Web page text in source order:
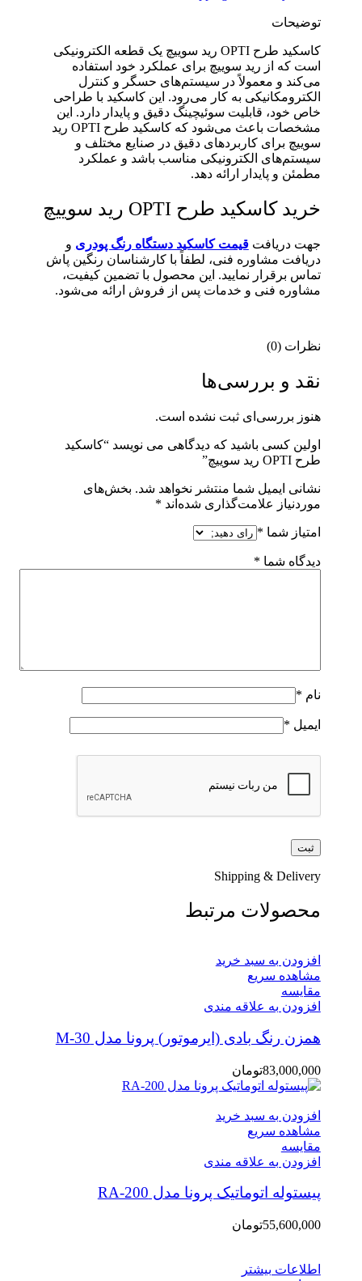
توضیحات
کاسکید طرح OPTI رید سوییچ یک قطعه الکترونیکی
است که از رید سوییچ برای عملکرد خود استفاده
می‌کند و معمولاً در سیستم‌های حسگر و کنترل
الکترومکانیکی به کار می‌رود. این کاسکید با طراحی
خاص خود، قابلیت سوئیچینگ دقیق و پایدار دارد. این
مشخصات باعث می‌شود که کاسکید طرح OPTI رید
سوییچ برای کاربردهای دقیق در صنایع مختلف و
سیستم‌های الکترونیکی مناسب باشد و عملکرد
مطمئن و پایدار ارائه دهد.
خرید کاسکید طرح OPTI رید سوییچ
جهت دریافتقیمت کاسکید دستگاه رنگ پودری و
دریافت مشاوره فنی، لطفاً با کارشناسان رنگین پاش
تماس برقرار نمایید. این محصول با تضمین کیفیت،
مشاوره فنی و خدمات پس از فروش ارائه می‌شود.
نظرات (0)
نقد و بررسی‌ها
هنوز بررسی‌ای ثبت نشده است.
اولین کسی باشید که دیدگاهی می نویسد “کاسکید
طرح OPTI رید سوییچ”
نشانی ایمیل شما منتشر نخواهد شد. بخش‌های
موردنیاز علامت‌گذاری شده‌اند *
امتیاز شما *
دیدگاه شما *
نام *
ایمیل *
Shipping & Delivery
محصولات مرتبط
افزودن به سبد خرید
مشاهده سریع
مقایسه
افزودن به علاقه مندی
همزن رنگ بادی (ایرموتور) پرونا مدل M-30
83,000,000تومان
افزودن به سبد خرید
مشاهده سریع
مقایسه
افزودن به علاقه مندی
پیستوله اتوماتیک پرونا مدل RA-200
55,600,000تومان
اطلاعات بیشتر